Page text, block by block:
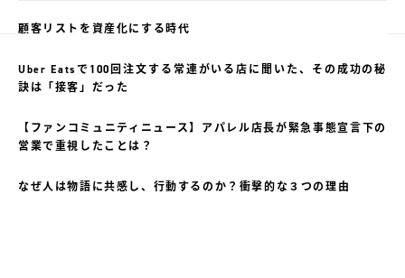
顧客リストを資産化にする時代
Uber Eatsで100回注文する常連がいる店に聞いた、その成功の秘
訣は「接客」だった
【ファンコミュニティニュース】アパレル店長が緊急事態宣言下の
営業で重視したことは？
なぜ人は物語に共感し、行動するのか？衝撃的な３つの理由